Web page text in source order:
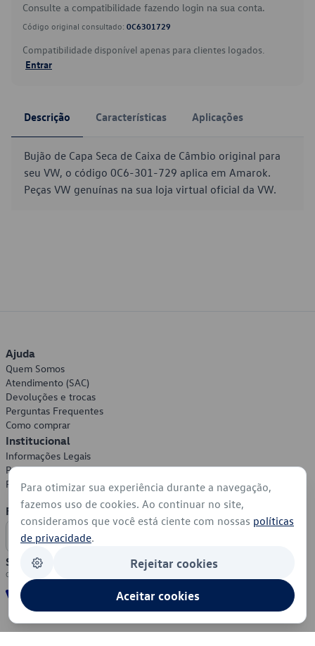
Consulte a compatibilidade fazendo login na sua conta.
Código original consultado: 0C6301729
Compatibilidade disponível apenas para clientes logados.
Entrar
Descrição Características Aplicações
Bujão de Capa Seca de Caixa de Câmbio original para
seu VW, o código 0C6-301-729 aplica em Amarok.
Peças VW genuínas na sua loja virtual oficial da VW.
Ajuda
Quem Somos
Atendimento (SAC)
Devoluções e trocas
Perguntas Frequentes
Como comprar
Institucional
Informações Legais
Política de Privacidade
Política de Cookies
Formas de Pagamento
Segurança
Para otimizar sua experiência durante a navegação,
fazemos uso de cookies. Ao continuar no site,
consideramos que você está ciente com nossas políticas
de privacidade.
Rejeitar cookies
Aceitar cookies